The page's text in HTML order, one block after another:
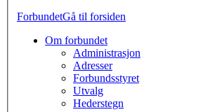
ForbundetGå til forsiden
Om forbundet
Administrasjon
Adresser
Forbundsstyret
Utvalg
Hederstegn